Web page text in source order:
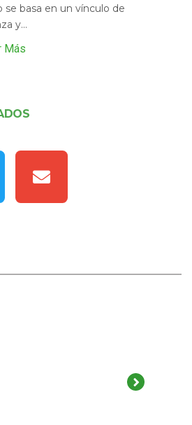
se basa en un vínculo de
y...
Más